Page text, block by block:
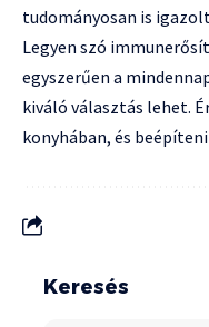
tudományosan is
Legyen szó
egyszerűen a
kiváló választás lehet.
konyhában, és
Keresés